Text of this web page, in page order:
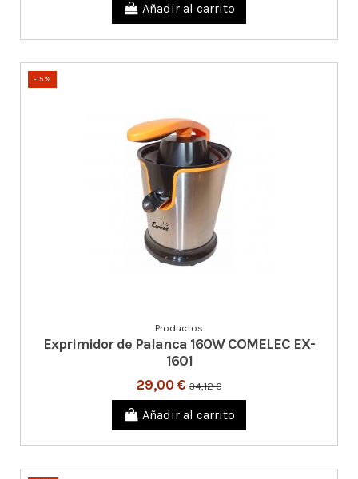
Añadir al carrito
-15%
Productos
Exprimidor de Palanca 160W COMELEC EX-
1601
29,00 € 34,12 €
Añadir al carrito